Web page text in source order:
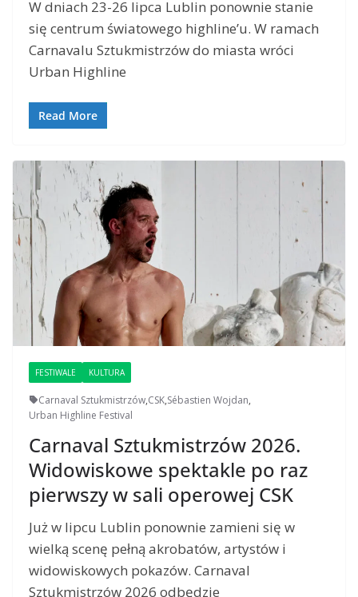
W dniach 23-26 lipca Lublin ponownie stanie
się centrum światowego highline’u. W ramach
Carnavalu Sztukmistrzów do miasta wróci
Urban Highline
Read More
FESTIWALE KULTURA
Carnaval Sztukmistrzów,CSK,Sébastien Wojdan,
Urban Highline Festival
Carnaval Sztukmistrzów 2026.
Widowiskowe spektakle po raz
pierwszy w sali operowej CSK
Już w lipcu Lublin ponownie zamieni się w
wielką scenę pełną akrobatów, artystów i
widowiskowych pokazów. Carnaval
Sztukmistrzów 2026 odbędzie